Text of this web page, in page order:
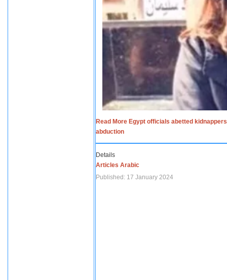
Read More Egypt officials abetted
abduction
Details
Articles Arabic
Published: 17 January 2024